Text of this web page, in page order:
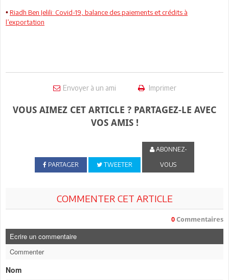
• Riadh Ben Jelili: Covid-19, balance des paiements et crédits à
l’exportation
Envoyer à un ami Imprimer
VOUS AIMEZ CET ARTICLE ? PARTAGEZ-LE AVEC
VOS AMIS !
PARTAGER TWEETER
ABONNEZ-
VOUS
COMMENTER CET ARTICLE
0 Commentaires
Ecrire un commentaire
Commenter
Nom